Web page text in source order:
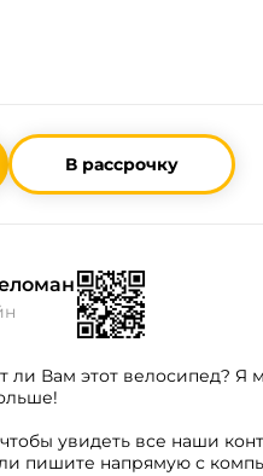
В рассрочку
ли Вам этот велосипед? Я
увидеть все наши
пишите напрямую с